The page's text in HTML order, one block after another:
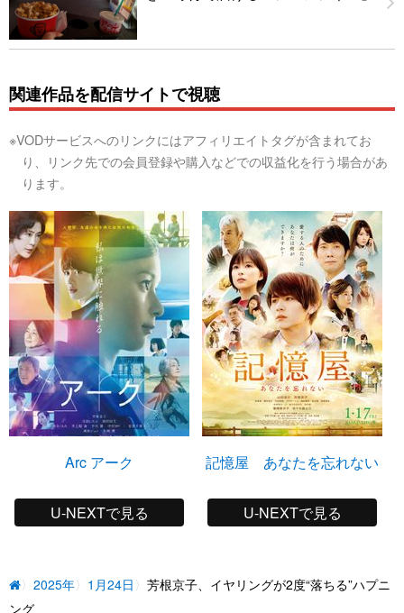
関連作品を配信サイトで視聴
※VODサービスへのリンクにはアフィリエイトタグが含まれてお
り、リンク先での会員登録や購入などでの収益化を行う場合があ
ります。
Arc アーク
U-NEXTで見る
記憶屋 あなたを忘れない
U-NEXTで見る
2025年 1月24日
芳根京子、イヤリングが2度“落ちる”ハプニ
ング